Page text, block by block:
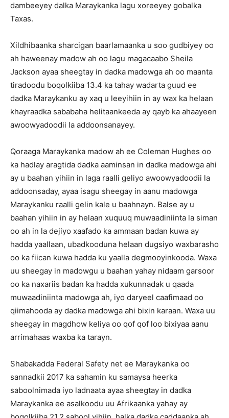
dambeeyey dalka Maraykanka lagu xoreeyey gobalka
Taxas.
Xildhibaanka sharcigan baarlamaanka u soo gudbiyey oo
ah haweenay madow ah oo lagu magacaabo Sheila
Jackson ayaa sheegtay in dadka madowga ah oo maanta
tiradoodu boqolkiiba 13.4 ka tahay wadarta guud ee
dadka Maraykanku ay xaq u leeyihiin in ay wax ka helaan
khayraadka sababaha helitaankeeda ay qayb ka ahaayeen
awoowyadoodii la addoonsanayey.
Qoraaga Maraykanka madow ah ee Coleman Hughes oo
ka hadlay aragtida dadka aaminsan in dadka madowga ahi
ay u baahan yihiin in laga raalli geliyo awoowyadoodii la
addoonsaday, ayaa isagu sheegay in aanu madowga
Maraykanku raalli gelin kale u baahnayn. Balse ay u
baahan yihiin in ay helaan xuquuq muwaadiniinta la siman
oo ah in la dejiyo xaafado ka ammaan badan kuwa ay
hadda yaallaan, ubadkooduna helaan dugsiyo waxbarasho
oo ka fiican kuwa hadda ku yaalla degmooyinkooda. Waxa
uu sheegay in madowgu u baahan yahay nidaam garsoor
oo ka naxariis badan ka hadda xukunnadak u qaada
muwaadiniinta madowga ah, iyo daryeel caafimaad oo
qiimahooda ay dadka madowga ahi bixin karaan. Waxa uu
sheegay in magdhow keliya oo qof qof loo bixiyaa aanu
arrimahaas waxba ka tarayn.
Shabakadda Federal Safety net ee Maraykanka oo
sannadkii 2017 ka sahamin ku samaysa heerka
saboolnimada iyo ladnaata ayaa sheegtay in dadka
Maraykanka ee asalkoodu uu Afrikaanka yahay ay